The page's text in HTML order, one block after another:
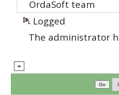
OrdaSoft team
Logged
The administrator